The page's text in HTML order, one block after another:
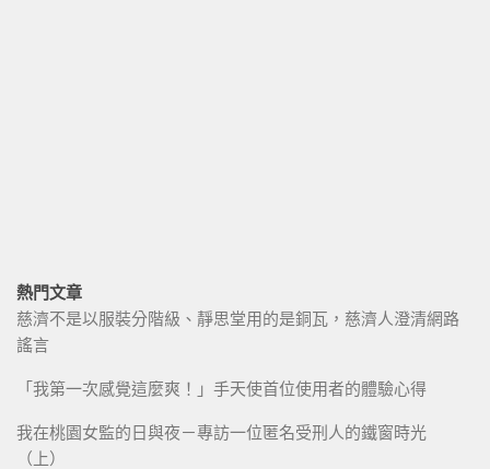
熱門文章
慈濟不是以服裝分階級、靜思堂用的是銅瓦，慈濟人澄清網路
謠言
「我第一次感覺這麼爽！」手天使首位使用者的體驗心得
我在桃園女監的日與夜－專訪一位匿名受刑人的鐵窗時光
（上）